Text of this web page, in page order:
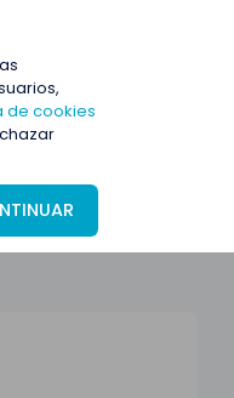
de cookies